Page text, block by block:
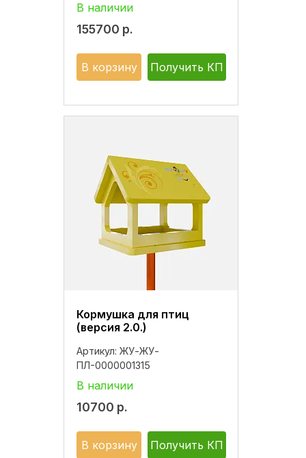
В наличии
155700 р.
В корзину Получить КП
Кормушка для птиц
(версия 2.0.)
Артикул: ЖУ-ЖУ-
ПЛ-0000001315
В наличии
10700 р.
В корзину Получить КП